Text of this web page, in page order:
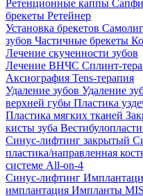
Ретенционные каппы
брекеты Ретейнер
Установка брекетов
зубов Частичные брекеты
Лечение скученности зубов
Лечение ВНЧС Сплинт-
Аксиография Tens-терапия
Удаление зубов Удаление
верхней губы Пластика
Пластика мягких тканей
кисты зуба
Синус-лифтинг закрытый
пластика/направленная
системе All-on-4
Синус-лифтинг
имплантация Импланты MIS